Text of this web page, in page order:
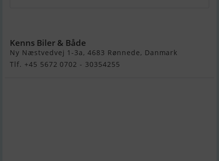
Kenns Biler & Både
Ny Næstvedvej 1-3a, 4683 Rønnede, Danmark
Tlf. +45 5672 0702 - 30354255